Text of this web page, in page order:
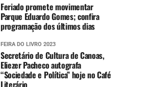
Feriado promete movimentar
Parque Eduardo Gomes; confira
programação dos últimos dias
FEIRA DO LIVRO 2023
Secretário de Cultura de Canoas,
Eliezer Pacheco autografa
“Sociedade e Política” hoje no Café
Literário